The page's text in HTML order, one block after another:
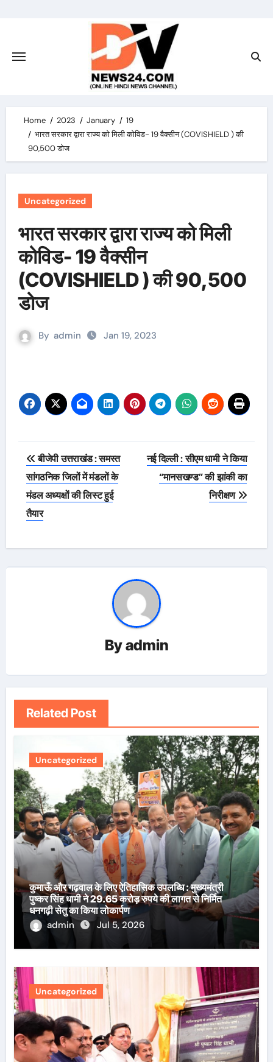
Home 2023 January
19
भारत सरकार द्वारा राज्य को मिली कोविड- 19 वैक्सीन (COVISHIELD ) की
90,500 डोज
Uncategorized
भारत सरकार द्वारा राज्य को मिली
कोविड- 19 वैक्सीन
(COVISHIELD ) की 90,500
डोज
By admin Jan 19, 2023
Post
navigation
बीजेपी उत्तराखंड : समस्त
सांगठनिक जिलों में मंडलों के
मंडल अध्यक्षों की लिस्ट हुई
तैयार
नई दिल्ली : सीएम धामी ने किया
“मानसखण्ड” की झांकी का
निरीक्षण
Byadmin
Related Post
Uncategorized
कुमाऊँ और गढ़वाल के लिए ऐतिहासिक उपलब्धि : मुख्यमंत्री
पुष्कर सिंह धामी ने 29.65 करोड़ रुपये की लागत से निर्मित
धनगढ़ी सेतु का किया लोकार्पण
admin
Jul 5, 2026
Uncategorized